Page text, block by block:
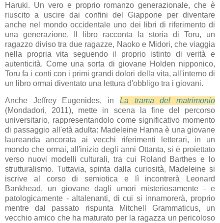
Haruki. Un vero e proprio romanzo generazionale, che è
riuscito a uscire dai confini del Giappone per diventare
anche nel mondo occidentale uno dei libri di riferimento di
una generazione. Il libro racconta la storia di Toru, un
ragazzo diviso tra due ragazze, Naoko e Midori, che viaggia
nella propria vita seguendo il proprio istinto di verità e
autenticità. Come una sorta di giovane Holden nipponico,
Toru fa i conti con i primi grandi dolori della vita, all'interno di
un libro ormai diventato una lettura d'obbligo tra i giovani.
Anche Jeffrey Eugenides, in La trama del matrimonio
(Mondadori, 2011), mette in scena la fine del percorso
universitario, rappresentandolo come significativo momento
di passaggio all'età adulta: Madeleine Hanna è una giovane
laureanda ancorata ai vecchi riferimenti letterari, in un
mondo che ormai, all'inizio degli anni Ottanta, si è proiettato
verso nuovi modelli culturali, tra cui Roland Barthes e lo
strutturalismo. Tuttavia, spinta dalla curiosità, Madeleine si
iscrive al corso di semiotica e lì incontrerà Leonard
Bankhead, un giovane dagli umori misteriosamente - e
patologicamente - altalenanti, di cui si innamorerà, proprio
mentre dal passato rispunta Mitchell Grammaticus, un
vecchio amico che ha maturato per la ragazza un pericoloso